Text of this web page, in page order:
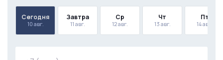
Сегодня
10 авг.
Завтра
11 авг.
Ср
12 авг.
Чт
13 авг.
Пт
14 авг.